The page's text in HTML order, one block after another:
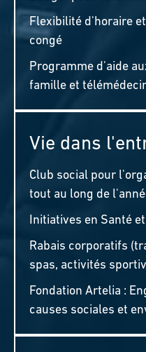
Flexibilité d'horaire
congé
Programme d'aide
famille et
Vie dans
Club social pour
tout au long de
Initiatives en Santé
Rabais corporatifs
spas, activités
Fondation Artelia :
causes sociales et